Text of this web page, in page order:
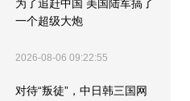
为了追赶中国 美国陆军搞了
一个超级大炮
2026-08-06 09:22:55
对待“叛徒”，中日韩三国网